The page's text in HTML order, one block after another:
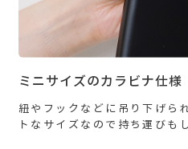
ミニサイズのカラビナ仕様
紐やフックなどに吊り下げら
トなサイズなので持ち運びも